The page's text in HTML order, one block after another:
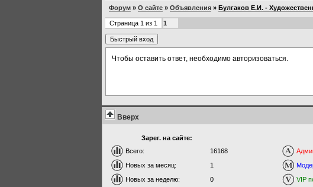
Форум » О сайте » Объявления » Булгаков Е.И. -
Страница 1 из 1
1
Чтобы оставить ответ, необходимо авторизоваться.
Вверх
Зарег. на сайте:
Всего:
16168
Новых за месяц:
1
Новых за неделю:
0
VIP